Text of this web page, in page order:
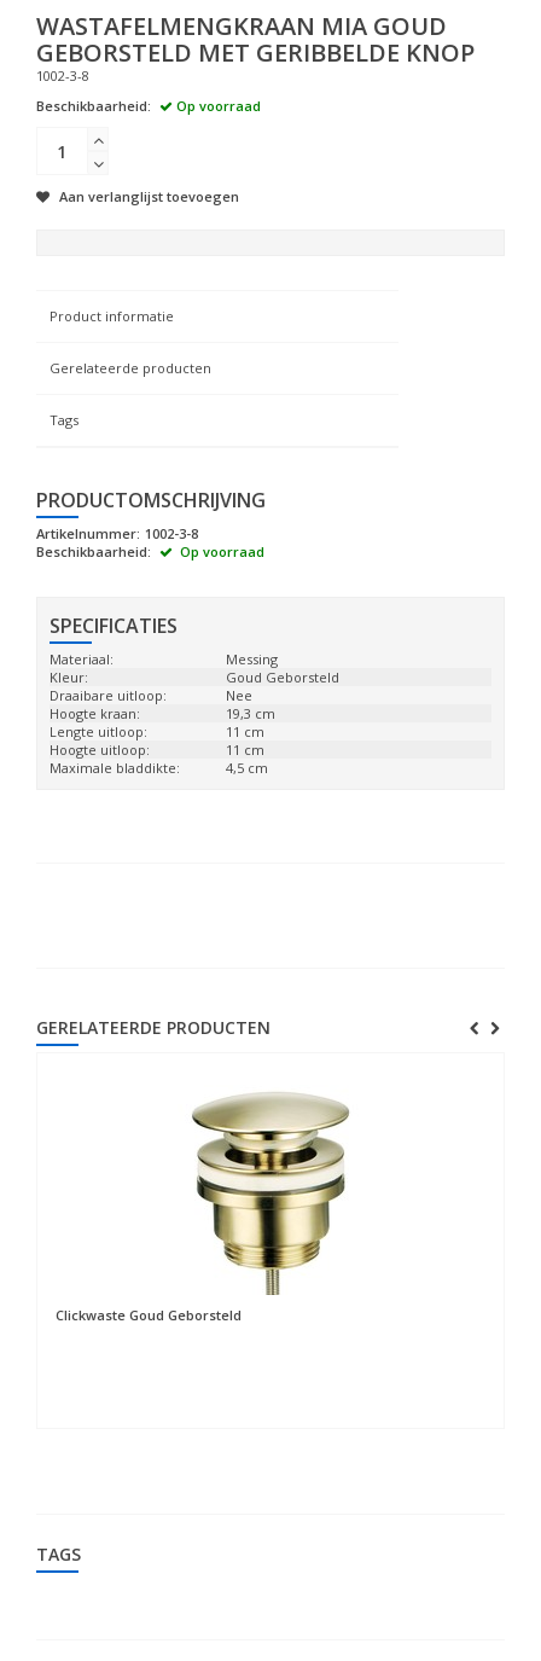
WASTAFELMENGKRAAN MIA GOUD
GEBORSTELD MET GERIBBELDE KNOP
1002-3-8
Beschikbaarheid:
Op voorraad
Aan verlanglijst toevoegen
Product informatie
Gerelateerde producten
Tags
PRODUCTOMSCHRIJVING
Artikelnummer: 1002-3-8
Beschikbaarheid:
Op voorraad
SPECIFICATIES
Materiaal:
Messing
Kleur:
Goud Geborsteld
Draaibare uitloop:
Nee
Hoogte kraan:
19,3 cm
Lengte uitloop:
11 cm
Hoogte uitloop:
11 cm
Maximale bladdikte:
4,5 cm
GERELATEERDE PRODUCTEN
Clickwaste Goud Geborsteld
TAGS